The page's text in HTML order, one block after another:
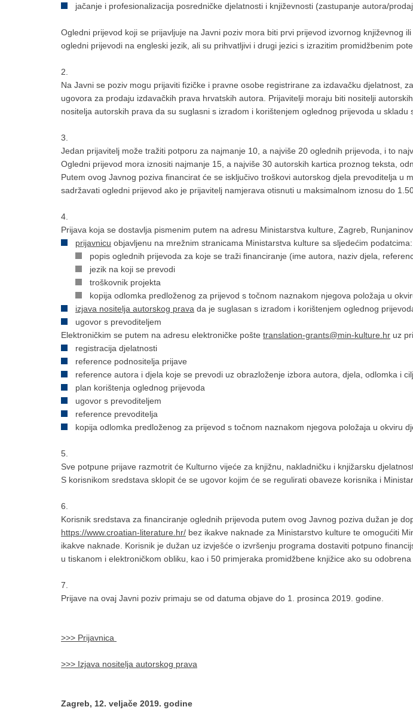
jačanje i profesionalizacija posredničke djelatnosti i književnosti (zastupanje autora/
Ogledni prijevod koji se prijavljuje na Javni poziv mora biti prvi prijevod izvornog književnog
ogledni prijevodi na engleski jezik, ali su prihvatljivi i drugi jezici s izrazitim promidžbenim
2.
Na Javni se poziv mogu prijaviti fizičke i pravne osobe registrirane za izdavačku djelatnost,
ugovora za prodaju izdavačkih prava hrvatskih autora. Prijavitelji moraju biti nositelji
nositelja autorskih prava da su suglasni s izradom i korištenjem oglednog prijevoda u skladu
3.
Jedan prijavitelj može tražiti potporu za najmanje 10, a najviše 20 oglednih prijevoda, i to
Ogledni prijevod mora iznositi najmanje 15, a najviše 30 autorskih kartica proznog teksta,
Putem ovog Javnog poziva financirat će se isključivo troškovi autorskog djela prevoditelja
sadržavati ogledni prijevod ako je prijavitelj namjerava otisnuti u maksimalnom iznosu do
4.
Prijava koja se dostavlja pismenim putem na adresu Ministarstva kulture, Zagreb,
prijavnicu objavljenu na mrežnim stranicama Ministarstva kulture sa sljedećim podatcima:
popis oglednih prijevoda za koje se traži financiranje (ime autora, naziv djela,
jezik na koji se prevodi
troškovnik projekta
kopija odlomka predloženog za prijevod s točnom naznakom njegova položaja u
izjava nositelja autorskog prava da je suglasan s izradom i korištenjem oglednog
ugovor s prevoditeljem
Elektroničkim se putem na adresu elektroničke pošte translation-grants@min-kulture.hr uz
registracija djelatnosti
reference podnositelja prijave
reference autora i djela koje se prevodi uz obrazloženje izbora autora, djela, odlomka i
plan korištenja oglednog prijevoda
ugovor s prevoditeljem
reference prevoditelja
kopija odlomka predloženog za prijevod s točnom naznakom njegova položaja u okviru
5.
Sve potpune prijave razmotrit će Kulturno vijeće za knjižnu, nakladničku i knjižarsku
S korisnikom sredstava sklopit će se ugovor kojim će se regulirati obaveze korisnika i
6.
Korisnik sredstava za financiranje oglednih prijevoda putem ovog Javnog poziva dužan je
https://www.croatian-literature.hr/ bez ikakve naknade za Ministarstvo kulture te omogućiti
ikakve naknade. Korisnik je dužan uz izvješće o izvršenju programa dostaviti potpuno
u tiskanom i elektroničkom obliku, kao i 50 primjeraka promidžbene knjižice ako su odobrena
7.
Prijave na ovaj Javni poziv primaju se od datuma objave do 1. prosinca 2019. godine.
>>> Prijavnica
>>> Izjava nositelja autorskog prava
Zagreb, 12. veljače 2019. godine